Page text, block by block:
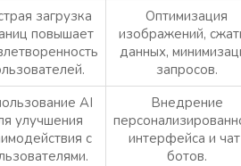
загрузка
повышает
Оптимизация
изображений,
данных,
запросов.
AI
улучшения
с
Внедрение
интерфейса и
ботов.